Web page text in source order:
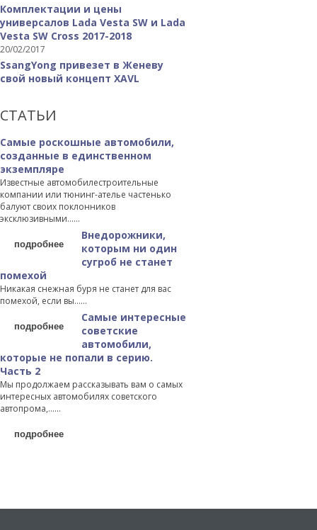
Комплектации и цены
универсалов Lada Vesta SW и Lada
Vesta SW Cross 2017-2018
20/02/2017
SsangYong привезет в Женеву
свой новый концепт XAVL
СТАТЬИ
Самые роскошные автомобили,
созданные в единственном
экземпляре
Известные автомобилестроительные
компании или тюнинг-ателье частенько
балуют своих поклонников
эксклюзивными…...
подробнее
Внедорожники,
которым ни один
сугроб не станет
помехой
Никакая снежная буря не станет для вас
помехой, если вы…...
подробнее
Самые интересные
советские
автомобили,
которые не попали в серию.
Часть 2
Мы продолжаем рассказывать вам о самых
интересных автомобилях советского
автопрома,…...
подробнее